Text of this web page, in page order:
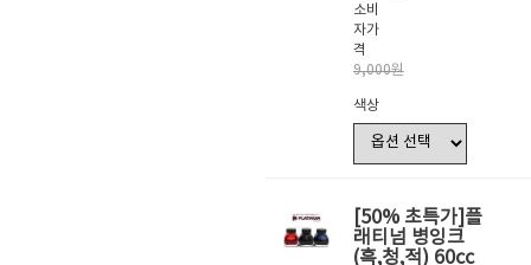
소비
자가
격
9,000원
색상
[50% 초특가] 플
래티넘 병잉크
(흑,청,적) 60cc